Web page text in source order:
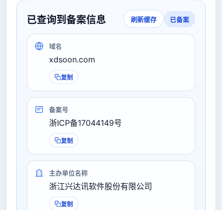
已查询到备案信息 刷新缓存 已备案
域名
xdsoon.com
复制
备案号
浙ICP备17044149号
复制
主办单位名称
浙江兴达讯软件股份有限公司
复制